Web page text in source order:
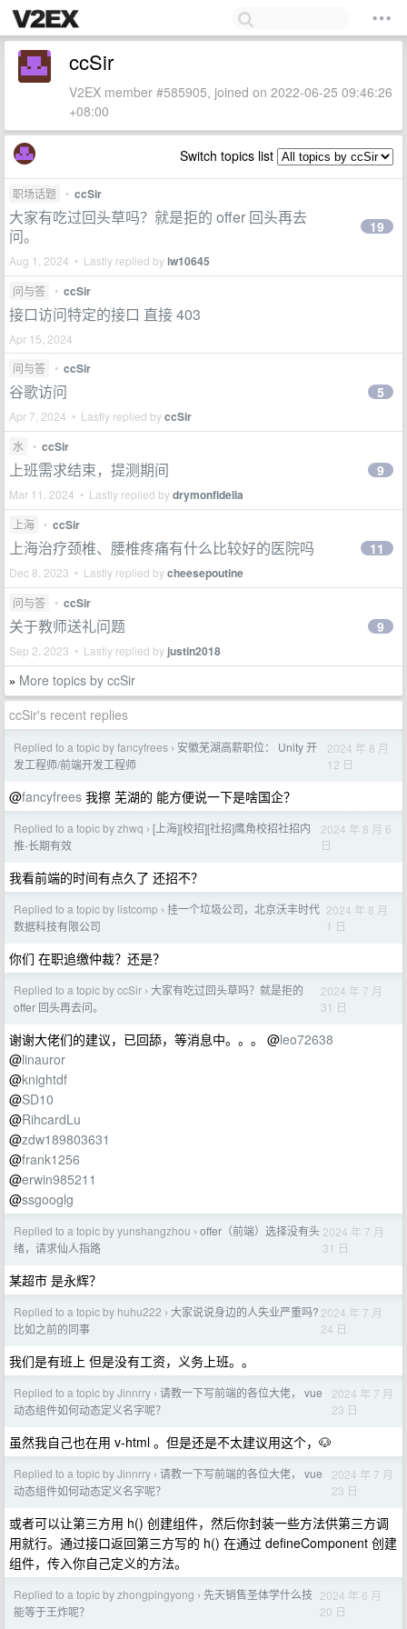
ccSir
V2EX member #585905, joined on 2022-06-25 09:46:26
+08:00
Switch topics list
职场话题 • ccSir
大家有吃过回头草吗？就是拒的 offer 回头再去
问。
Aug 1, 2024 • Lastly replied bylw10645
19
问与答 • ccSir
接口访问特定的接口 直接 403
Apr 15, 2024
问与答
• ccSir
谷歌访问
Apr 7, 2024 • Lastly replied byccSir
5
水 • ccSir
上班需求结束，提测期间
Mar 11, 2024 • Lastly replied bydrymonfidelia
9
上海 • ccSir
上海治疗颈椎、腰椎疼痛有什么比较好的医院吗
Dec 8, 2023 • Lastly replied bycheesepoutine
11
问与答 • ccSir
关于教师送礼问题
Sep 2, 2023 • Lastly replied by justin2018
9
» More topics by ccSir
ccSir's recent replies
Replied to a topic by fancyfrees › 安徽芜湖高薪职位： Unity 开
发工程师/前端开发工程师
2024 年 8 月
12 日
@fancyfrees 我擦 芜湖的 能方便说一下是啥国企？
Replied to a topic by zhwq › [上海][校招][社招]鹰角校招社招内
推-长期有效
2024 年 8 月 6
日
我看前端的时间有点久了 还招不？
Replied to a topic by listcomp › 挂一个垃圾公司，北京沃丰时代
数据科技有限公司
2024 年 8 月
1 日
你们 在职追缴仲裁？还是？
Replied to a topic by ccSir › 大家有吃过回头草吗？就是拒的
offer 回头再去问。
2024 年 7 月
31 日
谢谢大佬们的建议，已回舔，等消息中。。。 @leo72638
@linauror
@knightdf
@SD10
@RihcardLu
@zdw189803631
@frank1256
@erwin985211
@ssgooglg
Replied to a topic by yunshangzhou › offer（前端）选择没有头
绪，请求仙人指路
2024 年 7 月
31 日
某超市 是永辉？
Replied to a topic by huhu222 › 大家说说身边的人失业严重吗?
比如之前的同事
2024 年 7 月
24 日
我们是有班上 但是没有工资，义务上班。。
Replied to a topic by Jinnrry › 请教一下写前端的各位大佬， vue
动态组件如何动态定义名字呢？
2024 年 7 月
23 日
虽然我自己也在用 v-html 。但是还是不太建议用这个，🐶
Replied to a topic by Jinnrry › 请教一下写前端的各位大佬， vue
动态组件如何动态定义名字呢？
2024 年 7 月
23 日
或者可以让第三方用 h() 创建组件，然后你封装一些方法供第三方调
用就行。通过接口返回第三方写的 h() 在通过 defineComponent 创建
组件，传入你自己定义的方法。
Replied to a topic by zhongpingyong › 先天销售圣体学什么技
能等于王炸呢？
2024 年 6 月
20 日